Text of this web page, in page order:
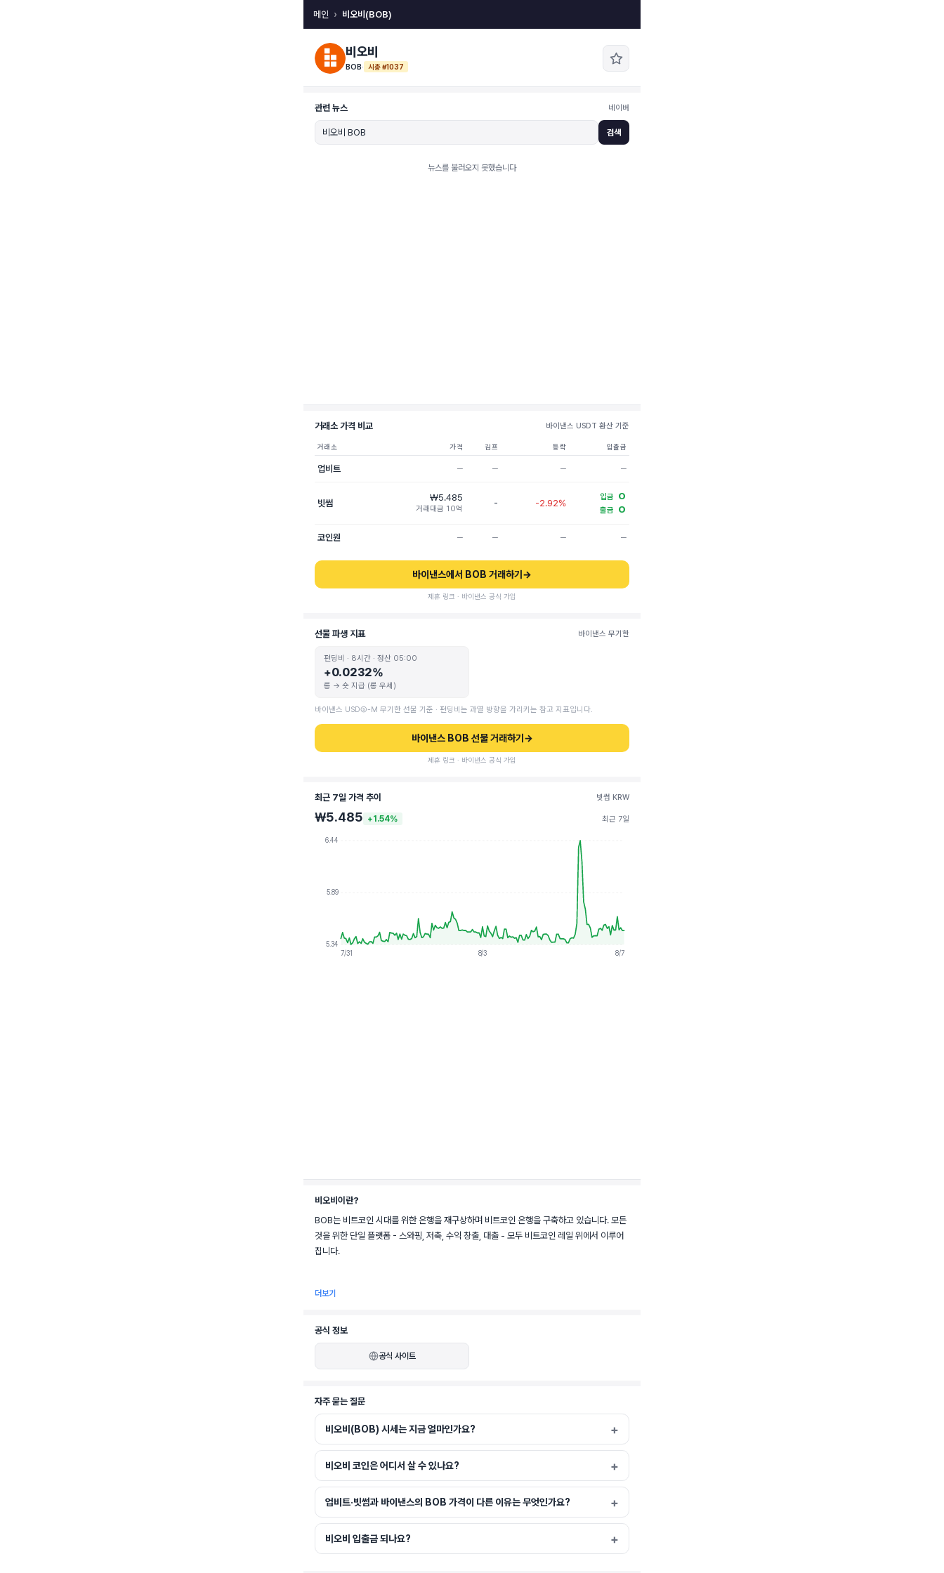
메인 비오비(BOB)
비오비
BOB· 시총 #1037
관련 뉴스 네이버
검색
뉴스를 불러오지 못했습니다
거래소 가격 비교 바이낸스 USDT 환산 기준
거래소 가격 김프 등락 입출금
업비트 ─ ─ ─ ─
빗썸
₩5.485
거래대금 10억
- -2.92%
입금 O
출금 O
코인원 ─ ─ ─ ─
바이낸스에서 BOB 거래하기 →
제휴 링크 · 바이낸스 공식 가입
선물 파생 지표 바이낸스 무기한
펀딩비 · 8시간 · 정산 05:00
+0.0232%
롱 → 숏 지급 (롱 우세)
바이낸스 USDⓈ-M 무기한 선물 기준 · 펀딩비는 과열 방향을 가리키는 참고 지표입니다.
바이낸스 BOB 선물 거래하기 →
제휴 링크 · 바이낸스 공식 가입
최근 7일 가격 추이 빗썸 KRW
₩5.485 +1.54% 최근 7일
6.44
5.89
5.34
7/31
8/3 8/7
비오비이란?
BOB는 비트코인 시대를 위한 은행을 재구상하며 비트코인 은행을 구축하고 있습니다. 모든
것을 위한 단일 플랫폼 - 스와핑, 저축, 수익 창출, 대출 - 모두 비트코인 레일 위에서 이루어
집니다.
체인은 세계에서 가장 중요한 자산에 대한 실질적인 유틸리티를 제공합니다. 비트코인 인텐
트(intents)를 통해 단 한 번의 클릭으로 BTC를 모든 자산으로 스왑하거나 모든 체인의
DeFi에 직접 예치할 수 있습니다. 새로운 네이티브 비트코인 볼트(vaults)로 안전하게 저축,
BOB는 BTCFi를 위한 통합 게이트웨이입니다.
고유한 하이브리드 체인 모델: ZK 증명과 BTC 최종성을 결합하여 모든 거래를 보호하고 이
더리움과 비트코인 모두에 대한 네이티브 롤업 브릿지를 제공합니다.
선도적인 네이티브 BTC DeFi 개발: BOB의 BTC는 BitVM으로 구동되는 순수한 BTC입
더보기
공식 정보
공식 사이트
자주 묻는 질문
비오비(BOB) 시세는 지금 얼마인가요?
비오비 코인은 어디서 살 수 있나요?
업비트·빗썸과 바이낸스의 BOB 가격이 다른 이유는 무엇인가요?
비오비 입출금 되나요?